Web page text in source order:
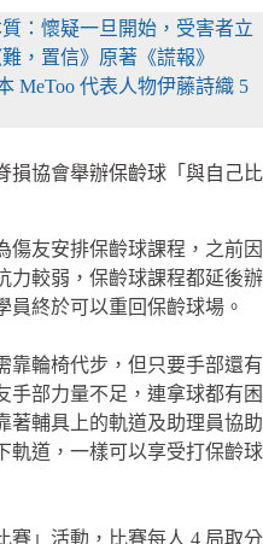
：懷疑一旦開始，受害者立
，置信》原著《謊報》
MeToo 代表人物伊藤詩織 5
損協會舉辦保齡球「與自己比
傷友安排保齡球課程，之前因
力較弱，保齡球課程都延後辦
員終於可以重回保齡球場。
靠輪椅代步，但只要手部還有
手部力量不足，連拿球都有困
著輔具上的軌道及助理員協助
軌道，一樣可以享受打保齡球
賽」活動，比賽每人 4 局取分